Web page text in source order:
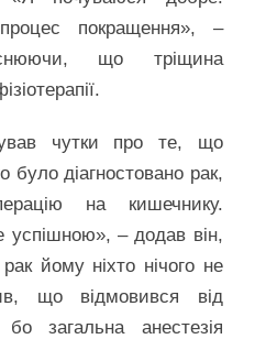
покращення», –
що тріщина
чутки про те, що
було діагностовано рак,
на кишечнику.
успішною», – додав він,
йому ніхто нічого не
що відмовився від
бо загальна анестезія